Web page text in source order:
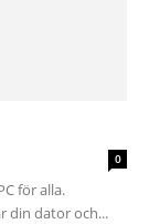
0
för alla.
din dator och...